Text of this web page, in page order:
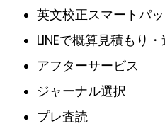
英文校正スマートパ
LINEで概算見積もり
アフターサービス
ジャーナル選択
プレ査読